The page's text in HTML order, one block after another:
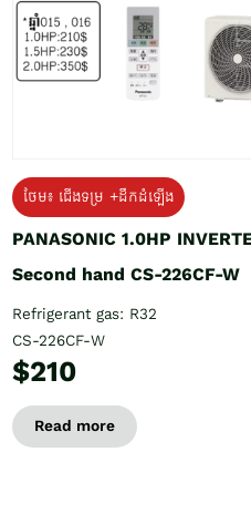
ថែម៖ ជើងទម្រ +ដឹកដំឡើង
PANASONIC 1.0HP
Second hand CS-226CF-W
Refrigerant gas: R32
CS-226CF-W
$210
Read more